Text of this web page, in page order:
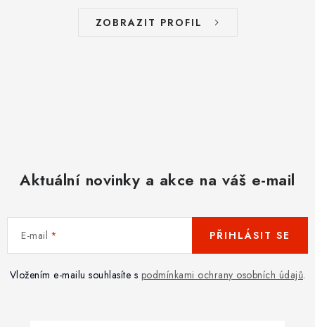
ZOBRAZIT PROFIL
Aktuální novinky a akce na váš e-mail
E-mail
Vložením e-mailu souhlasíte s podmínkami ochrany osobních údajů.
PŘIHLÁSIT SE